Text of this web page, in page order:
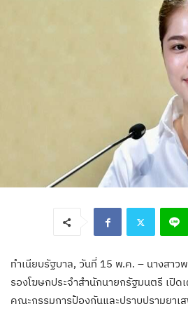
ทำเนียบรัฐบาล, วันที่ 15 พ.ค. – นางสาว
รองโฆษกประจำสำนักนายกรัฐมนตรี เปิด
คณะกรรมการป้องกันและปราบปรามยา